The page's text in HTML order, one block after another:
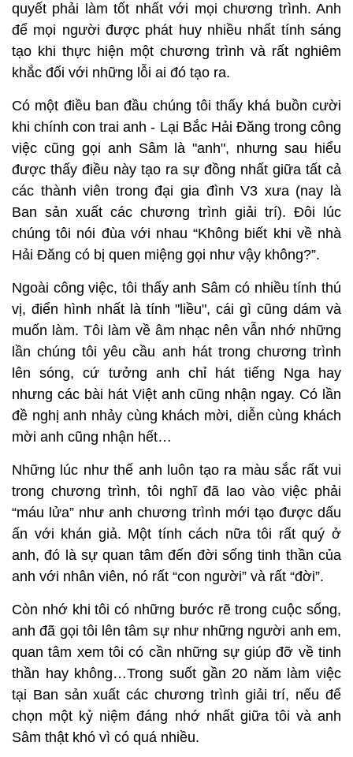
quyết phải làm tốt nhất với mọi chương trình. Anh
để mọi người được phát huy nhiều nhất tính sáng
tạo khi thực hiện một chương trình và rất nghiêm
khắc đối với những lỗi ai đó tạo ra.
Có một điều ban đầu chúng tôi thấy khá buồn cười
khi chính con trai anh - Lại Bắc Hải Đăng trong công
việc cũng gọi anh Sâm là "anh", nhưng sau hiểu
được thấy điều này tạo ra sự đồng nhất giữa tất cả
các thành viên trong đại gia đình V3 xưa (nay là
Ban sản xuất các chương trình giải trí). Đôi lúc
chúng tôi nói đùa với nhau “Không biết khi về nhà
Hải Đăng có bị quen miệng gọi như vậy không?”.
Ngoài công việc, tôi thấy anh Sâm có nhiều tính thú
vị, điển hình nhất là tính "liều", cái gì cũng dám và
muốn làm. Tôi làm về âm nhạc nên vẫn nhớ những
lần chúng tôi yêu cầu anh hát trong chương trình
lên sóng, cứ tưởng anh chỉ hát tiếng Nga hay
nhưng các bài hát Việt anh cũng nhận ngay. Có lần
đề nghị anh nhảy cùng khách mời, diễn cùng khách
mời anh cũng nhận hết…
Những lúc như thế anh luôn tạo ra màu sắc rất vui
trong chương trình, tôi nghĩ đã lao vào việc phải
“máu lửa” như anh chương trình mới tạo được dấu
ấn với khán giả. Một tính cách nữa tôi rất quý ở
anh, đó là sự quan tâm đến đời sống tinh thần của
anh với nhân viên, nó rất “con người” và rất “đời”.
Còn nhớ khi tôi có những bước rẽ trong cuộc sống,
anh đã gọi tôi lên tâm sự như những người anh em,
quan tâm xem tôi có cần những sự giúp đỡ về tinh
thần hay không…Trong suốt gần 20 năm làm việc
tại Ban sản xuất các chương trình giải trí, nếu để
chọn một kỷ niệm đáng nhớ nhất giữa tôi và anh
Sâm thật khó vì có quá nhiều.